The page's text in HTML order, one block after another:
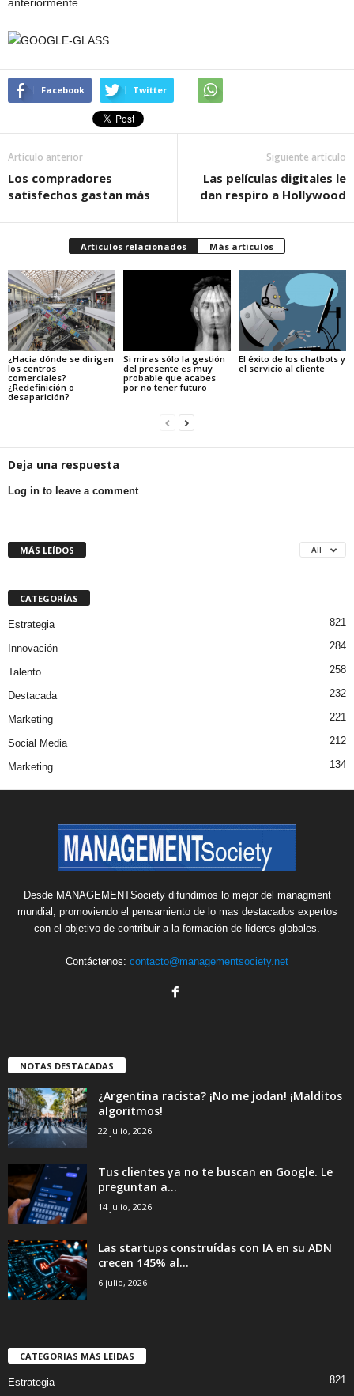
Facebook Twitter
Artículo anterior
Los compradores
satisfechos gastan más
Siguiente artículo
Las películas digitales le
dan respiro a Hollywood
Artículos relacionados Más artículos
¿Hacia dónde se dirigen
los centros
comerciales?
¿Redefinición o
desaparición?
Si miras sólo la gestión
del presente es muy
probable que acabes
por no tener futuro
El éxito de los chatbots y
el servicio al cliente
Deja una respuesta
Log in to leave a comment
MÁS LEÍDOS All
CATEGORÍAS
Estrategia 821
Innovación 284
Talento 258
Destacada 232
Marketing 221
Social Media 212
Marketing 134
Desde MANAGEMENTSociety difundimos lo mejor del managment
mundial, promoviendo el pensamiento de lo mas destacados expertos
con el objetivo de contribuir a la formación de líderes globales.
Contáctenos: contacto@managementsociety.net
NOTAS DESTACADAS
¿Argentina racista? ¡No me jodan! ¡Malditos
algoritmos!
22 julio, 2026
Tus clientes ya no te buscan en Google. Le
preguntan a...
14 julio, 2026
Las startups construídas con IA en su ADN
crecen 145% al...
6 julio, 2026
CATEGORIAS MÁS LEIDAS
Estrategia 821